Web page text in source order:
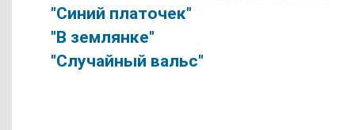
"Синий платочек"
"В землянке"
"Случайный вальс"